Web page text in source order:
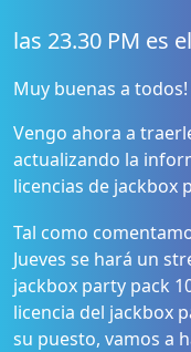
las 23.30 PM es
Muy buenas a todos!
Vengo ahora a
actualizando la
licencias de jackbox
Tal como
Jueves se hará un
jackbox party pack
licencia del jackbox
su puesto, vamos a